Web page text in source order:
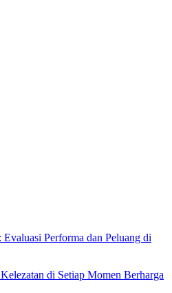
Performa dan Peluang di
di Setiap Momen Berharga